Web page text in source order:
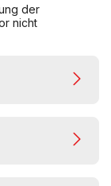
der
nicht